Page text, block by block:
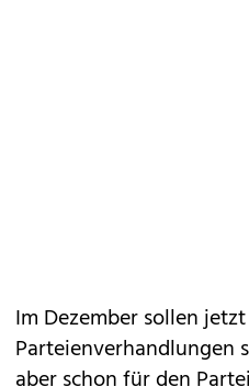
Im Dezember sollen
Parteienverhandlungen